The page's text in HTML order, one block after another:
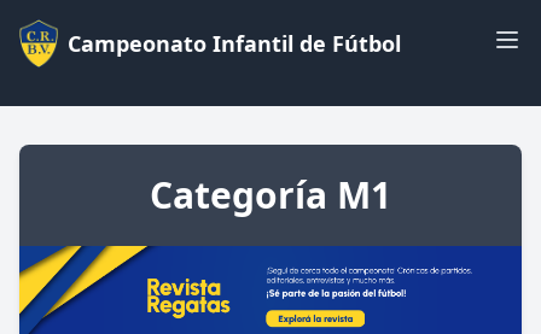
Campeonato Infantil de Fútbol
Categoría M1